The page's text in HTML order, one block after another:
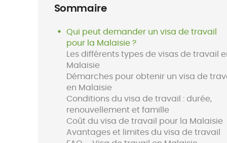
Assurance
expatrié
à l'étranger
Destinations
Application Easy
Claim
Sommaire
Qui peut demander un visa de travail
pour la Malaisie ?
Les différents types de visas de travail
Malaisie
Démarches pour obtenir un visa de
en Malaisie
Conditions du visa de travail : durée,
renouvellement et famille
Coût du visa de travail pour la Malaisie
Avantages et limites du visa de travail